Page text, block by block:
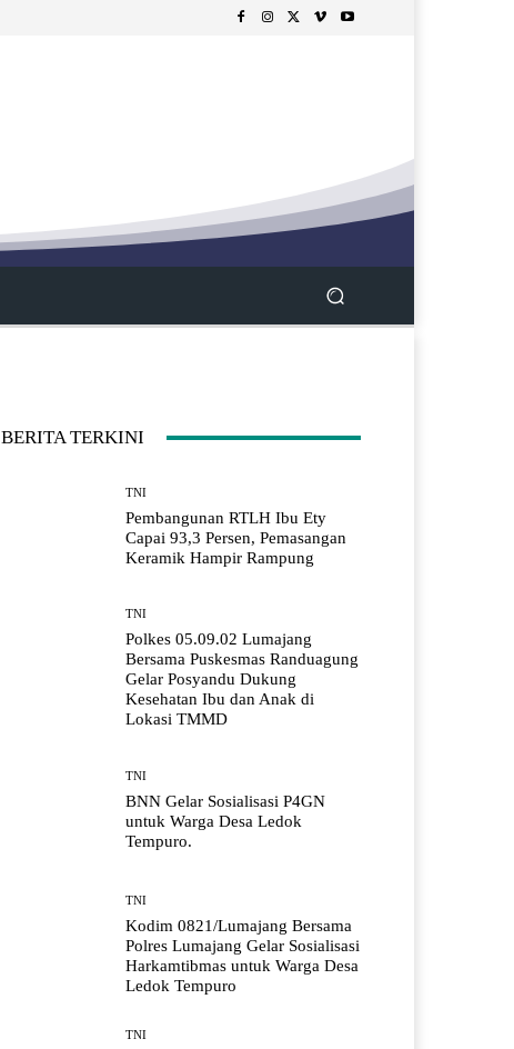
BERITA TERKINI
TNI
Pembangunan RTLH Ibu Ety
Capai 93,3 Persen, Pemasangan
Keramik Hampir Rampung
TNI
Polkes 05.09.02 Lumajang
Bersama Puskesmas Randuagung
Gelar Posyandu Dukung
Kesehatan Ibu dan Anak di
Lokasi TMMD
TNI
BNN Gelar Sosialisasi P4GN
untuk Warga Desa Ledok
Tempuro.
TNI
Kodim 0821/Lumajang Bersama
Polres Lumajang Gelar Sosialisasi
Harkamtibmas untuk Warga Desa
Ledok Tempuro
TNI